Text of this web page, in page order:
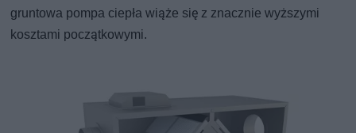
gruntowa pompa ciepła wiąże się z znacznie wyższymi
kosztami początkowymi.